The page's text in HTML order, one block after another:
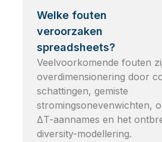
Welke fouten
veroorzaken
spreadsheets?
Veelvoorkomende fouten
overdimensionering door
schattingen, gemiste
stromingsonevenwichten,
ΔT-aannames en het
diversity-modellering.